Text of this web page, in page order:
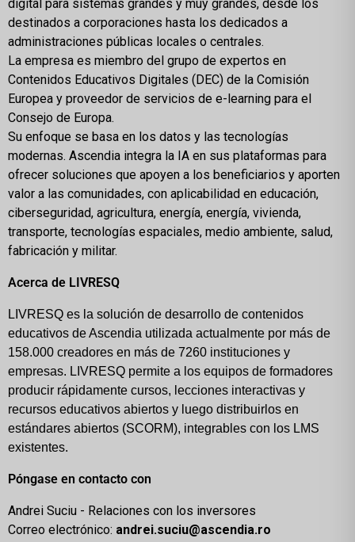
digital para sistemas grandes y muy grandes, desde los
destinados a corporaciones hasta los dedicados a
administraciones públicas locales o centrales.
La empresa es miembro del grupo de expertos en
Contenidos Educativos Digitales (DEC) de la Comisión
Europea y proveedor de servicios de e-learning para el
Consejo de Europa.
Su enfoque se basa en los datos y las tecnologías
modernas. Ascendia integra la IA en sus plataformas para
ofrecer soluciones que apoyen a los beneficiarios y aporten
valor a las comunidades, con aplicabilidad en educación,
ciberseguridad, agricultura, energía, energía, vivienda,
transporte, tecnologías espaciales, medio ambiente, salud,
fabricación y militar.
Acerca de LIVRESQ
LIVRESQ es la solución de desarrollo de contenidos
educativos de Ascendia utilizada actualmente por más de
158.000 creadores en más de 7260 instituciones y
empresas. LIVRESQ permite a los equipos de formadores
producir rápidamente cursos, lecciones interactivas y
recursos educativos abiertos y luego distribuirlos en
estándares abiertos (SCORM), integrables con los LMS
existentes.
Póngase en contacto con
Andrei Suciu - Relaciones con los inversores
Correo electrónico: andrei.suciu@ascendia.ro